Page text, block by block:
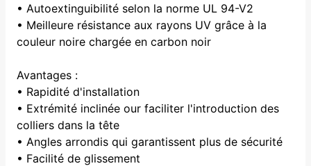
• Autoextinguibilité selon la norme UL 94-V2
• Meilleure résistance aux rayons UV grâce à la
couleur noire chargée en carbon noir
Avantages :
• Rapidité d'installation
• Extrémité inclinée our faciliter l'introduction des
colliers dans la tête
• Angles arrondis qui garantissent plus de sécurité
• Facilité de glissement